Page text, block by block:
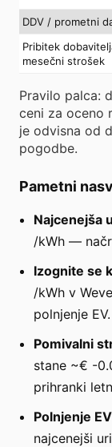
DDV / prometni
Pribitek
mesečni strošek
Pravilo palca:
ceni za oceno
je odvisna od
pogodbe.
Pametni
Najcenejša
/kWh —
Izognite se
/kWh v
polnjenje EV.
Pomivalni
stane ~€ -
prihranki
Polnjenje
najcenejši